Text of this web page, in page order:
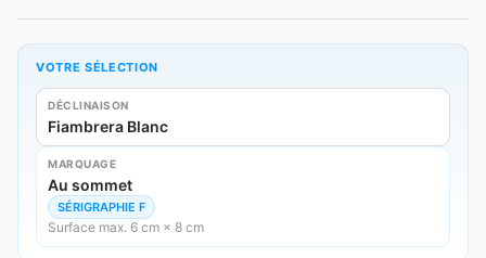
VOTRE SÉLECTION
DÉCLINAISON
Fiambrera Blanc
MARQUAGE
Au sommet
SÉRIGRAPHIE F
Surface max. 6 cm × 8 cm